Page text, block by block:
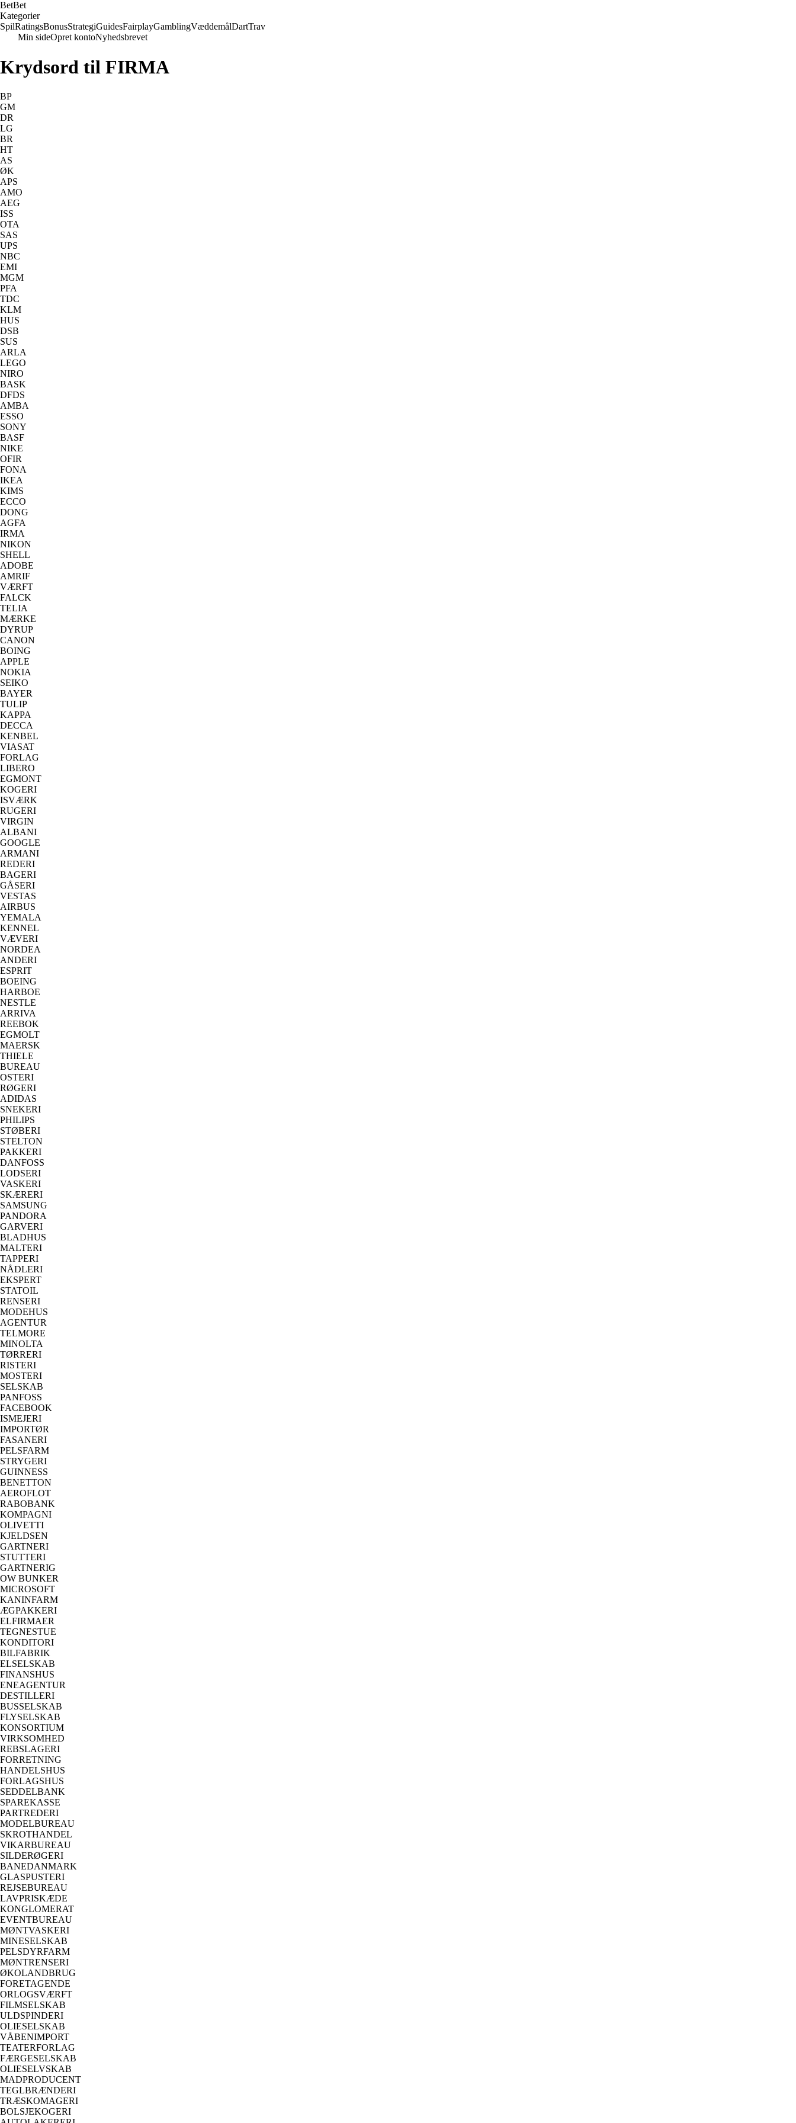
BetBet
Kategorier
SpilRatingsBonusStrategiGuidesFairplayGamblingVæddemålDartTrav
Min sideOpret kontoNyhedsbrevet
Krydsord til FIRMA
BP
GM
DR
LG
BR
HT
AS
ØK
APS
AMO
AEG
ISS
OTA
SAS
UPS
NBC
EMI
MGM
PFA
TDC
KLM
HUS
DSB
SUS
ARLA
LEGO
NIRO
BASK
DFDS
AMBA
ESSO
SONY
BASF
NIKE
OFIR
FONA
IKEA
KIMS
ECCO
DONG
AGFA
IRMA
NIKON
SHELL
ADOBE
AMRIF
VÆRFT
FALCK
TELIA
MÆRKE
DYRUP
CANON
BOING
APPLE
NOKIA
SEIKO
BAYER
TULIP
KAPPA
DECCA
KENBEL
VIASAT
FORLAG
LIBERO
EGMONT
KOGERI
ISVÆRK
RUGERI
VIRGIN
ALBANI
GOOGLE
ARMANI
REDERI
BAGERI
GÅSERI
VESTAS
AIRBUS
YEMALA
KENNEL
VÆVERI
NORDEA
ANDERI
ESPRIT
BOEING
HARBOE
NESTLE
ARRIVA
REEBOK
EGMOLT
MAERSK
THIELE
BUREAU
OSTERI
RØGERI
ADIDAS
SNEKERI
PHILIPS
STØBERI
STELTON
PAKKERI
DANFOSS
LODSERI
VASKERI
SKÆRERI
SAMSUNG
PANDORA
GARVERI
BLADHUS
MALTERI
TAPPERI
NÅDLERI
EKSPERT
STATOIL
RENSERI
MODEHUS
AGENTUR
TELMORE
MINOLTA
TØRRERI
RISTERI
MOSTERI
SELSKAB
PANFOSS
FACEBOOK
ISMEJERI
IMPORTØR
FASANERI
PELSFARM
STRYGERI
GUINNESS
BENETTON
AEROFLOT
RABOBANK
KOMPAGNI
OLIVETTI
KJELDSEN
GARTNERI
STUTTERI
GARTNERIG
OW BUNKER
MICROSOFT
KANINFARM
ÆGPAKKERI
ELFIRMAER
TEGNESTUE
KONDITORI
BILFABRIK
ELSELSKAB
FINANSHUS
ENEAGENTUR
DESTILLERI
BUSSELSKAB
FLYSELSKAB
KONSORTIUM
VIRKSOMHED
REBSLAGERI
FORRETNING
HANDELSHUS
FORLAGSHUS
SEDDELBANK
SPAREKASSE
PARTREDERI
MODELBUREAU
SKROTHANDEL
VIKARBUREAU
SILDERØGERI
BANEDANMARK
GLASPUSTERI
REJSEBUREAU
LAVPRISKÆDE
KONGLOMERAT
EVENTBUREAU
MØNTVASKERI
MINESELSKAB
PELSDYRFARM
MØNTRENSERI
ØKOLANDBRUG
FORETAGENDE
ORLOGSVÆRFT
FILMSELSKAB
ULDSPINDERI
OLIESELSKAB
VÅBENIMPORT
TEATERFORLAG
FÆRGESELSKAB
OLIESELVSKAB
MADPRODUCENT
TEGLBRÆNDERI
TRÆSKOMAGERI
BOLSJEKOGERI